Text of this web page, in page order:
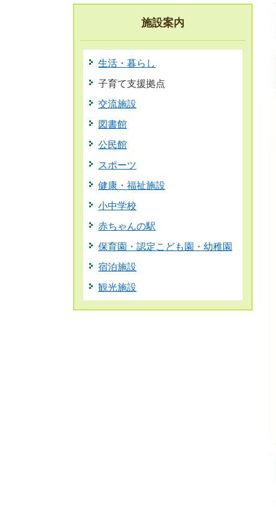
施設案内
生活・暮らし
子育て支援拠点
交流施設
図書館
公民館
スポーツ
健康・福祉施設
小中学校
赤ちゃんの駅
保育園・認定こども園・幼稚園
宿泊施設
観光施設